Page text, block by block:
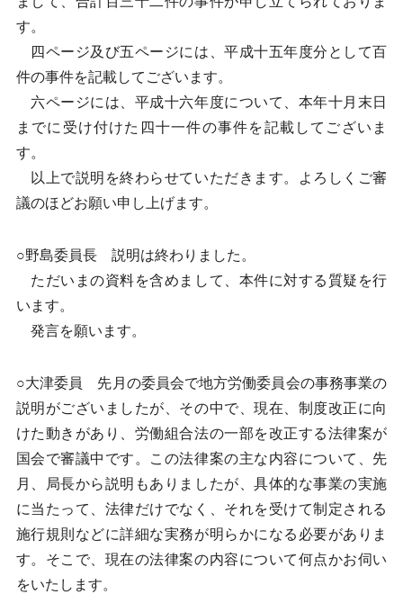
す。
四ページ及び五ページには、平成十五年度分として百
件の事件を記載してございます。
六ページには、平成十六年度について、本年十月末日
までに受け付けた四十一件の事件を記載してございま
す。
以上で説明を終わらせていただきます。よろしくご審
議のほどお願い申し上げます。
○野島委員長 説明は終わりました。
ただいまの資料を含めまして、本件に対する質疑を行
います。
発言を願います。
○大津委員 先月の委員会で地方労働委員会の事務事業の
説明がございましたが、その中で、現在、制度改正に向
けた動きがあり、労働組合法の一部を改正する法律案が
国会で審議中です。この法律案の主な内容について、先
月、局長から説明もありましたが、具体的な事業の実施
に当たって、法律だけでなく、それを受けて制定される
施行規則などに詳細な実務が明らかになる必要がありま
す。そこで、現在の法律案の内容について何点かお伺い
をいたします。